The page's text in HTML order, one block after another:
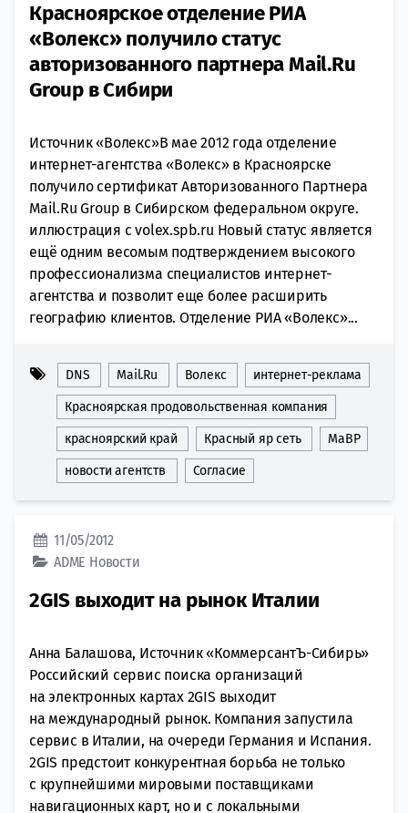
Красноярское отделение РИА
«Волекс» получило статус
авторизованного партнера Mail.Ru
Group в Сибири
Источник «Волекс»В мае 2012 года отделение
интернет-агентства «Волекс» в Красноярске
получило сертификат Авторизованного Партнера
Mail.Ru Group в Сибирском федеральном округе.
иллюстрация с volex.spb.ru Новый статус является
ещё одним весомым подтверждением высокого
профессионализма специалистов интернет-
агентства и позволит еще более расширить
географию клиентов. Отделение РИА «Волекс»...
DNS Mail.Ru Волекс интернет-реклама
Красноярская продовольственная компания
красноярский край Красный яр сеть МаВР
новости агентств Согласие
11/05/2012
ADME Новости
2GIS выходит на рынок Италии
Анна Балашова, Источник «КоммерсантЪ-Сибирь»
Российский сервис поиска организаций
на электронных картах 2GIS выходит
на международный рынок. Компания запустила
сервис в Италии, на очереди Германия и Испания.
2GIS предстоит конкурентная борьба не только
с крупнейшими мировыми поставщиками
навигационных карт, но и с локальными